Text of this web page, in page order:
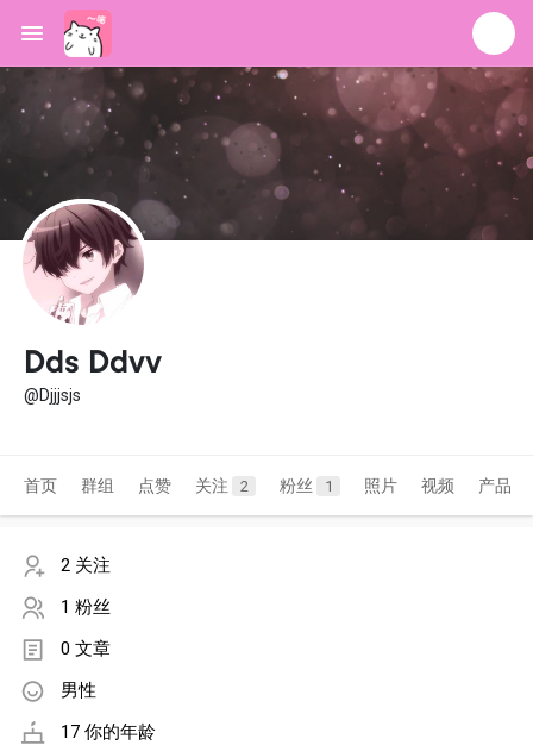
Dds Ddvv
@Djjjsjs
首页 群组 点赞 关注 2 粉丝 1 照片 视频 产品
2 关注
1 粉丝
0 文章
男性
17 你的年龄